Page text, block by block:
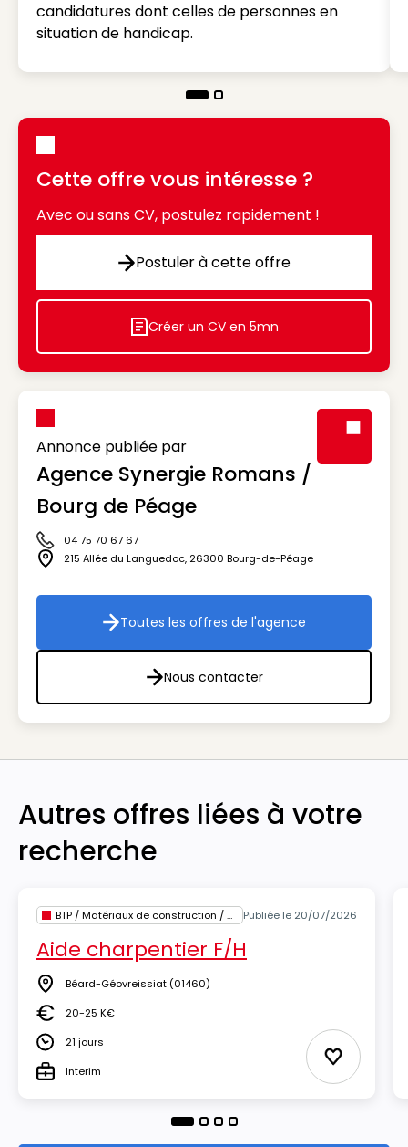
candidatures dont celles de personnes en
situation de handicap.
Cette offre vous intéresse ?
Avec ou sans CV, postulez rapidement !
Postuler à cette offre
Postuler à cette offre
Icon decorative
Créer un CV en 5mn
Annonce publiée par
Agence Synergie Romans /
Bourg de Péage
Icône téléphone
04 75 70 67 67
Icône adresse
215 Allée du Languedoc, 26300 Bourg-de-Péage
Toutes les offres de l'agence
Toutes les offres de l'agence
Nous contacter
Nous contacter
Autres offres liées à votre
recherche
BTP / Matériaux de construction / Architecture Publiée le 20/07/2026
Aide charpentier F/H
Lieu Béard-Géovreissiat (01460)
Salaire20-25 K€
Durée21 jours
TypeInterim Ajouter